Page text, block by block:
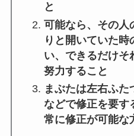
と
可能なら、その人
りと開いていた時
い、できるだけそ
努力すること
まぶたは左右ふ
などで修正を要す
常に修正が可能な